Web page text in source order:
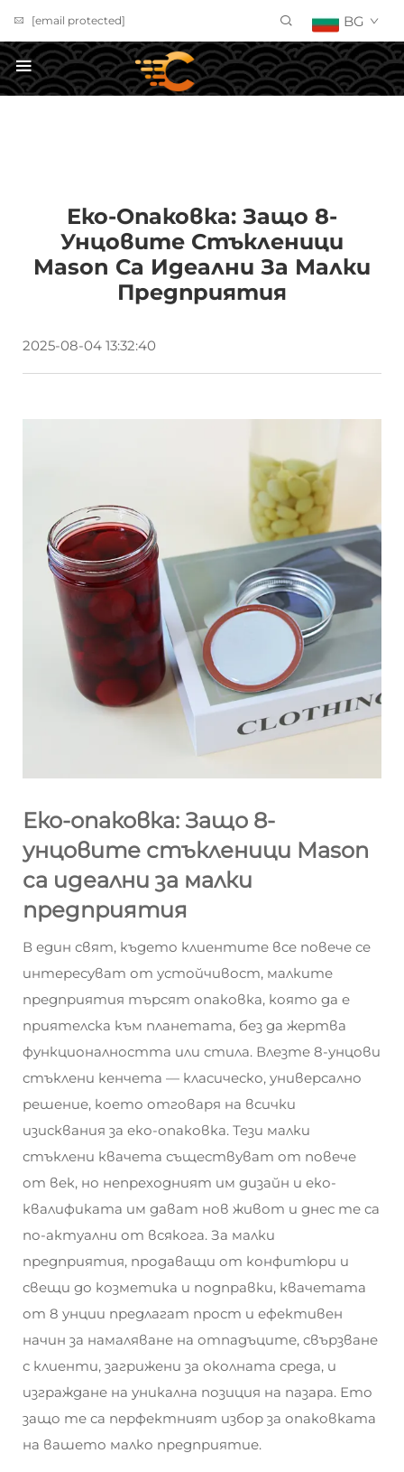
[email protected] BG
Еко-Опаковка: Защо 8-
Унцовите Стъкленици
Mason Са Идеални За Малки
Предприятия
2025-08-04 13:32:40
Еко-опаковка: Защо 8-
унцовите стъкленици Mason
са идеални за малки
предприятия
В един свят, където клиентите все повече се
интересуват от устойчивост, малките
предприятия търсят опаковка, която да е
приятелска към планетата, без да жертва
функционалността или стила. Влезте 8-унцови
стъклени кенчета — класическо, универсално
решение, което отговаря на всички
изисквания за еко-опаковка. Тези малки
стъклени квачета съществуват от повече
от век, но непреходният им дизайн и еко-
квалификата им дават нов живот и днес те са
по-актуални от всякога. За малки
предприятия, продаващи от конфитюри и
свещи до козметика и подправки, квачетата
от 8 унции предлагат прост и ефективен
начин за намаляване на отпадъците, свързване
с клиенти, загрижени за околната среда, и
изграждане на уникална позиция на пазара. Ето
защо те са перфектният избор за опаковката
на вашето малко предприятие.